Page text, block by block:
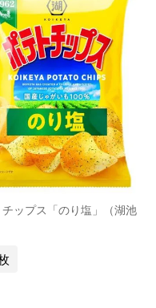
ップス「のり塩」（湖池